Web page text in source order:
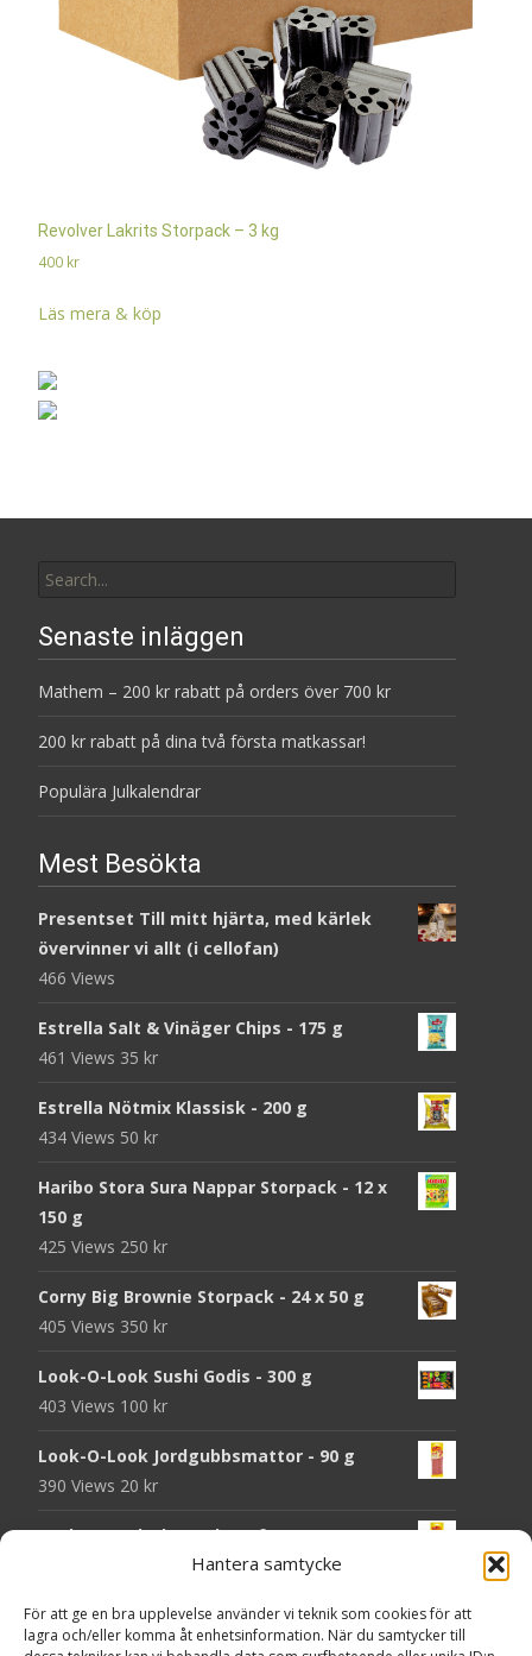
Hantera samtycke
För att ge en bra upplevelse använder vi teknik som cookies för att
lagra och/eller komma åt enhetsinformation. När du samtycker till
Revolver Lakrits Storpack – 3 kg
400 kr
Läs mera & köp
for:
Senaste inläggen
Mathem – 200 kr rabatt på orders över 700 kr
200 kr rabatt på dina två första matkassar!
Populära Julkalendrar
Mest Besökta
Presentset Till mitt hjärta, med kärlek
övervinner vi allt (i cellofan)
466 Views
Estrella Salt & Vinäger Chips - 175 g
461 Views 35 kr
Estrella Nötmix Klassisk - 200 g
434 Views 50 kr
Haribo Stora Sura Nappar Storpack - 12 x
150 g
425 Views 250 kr
Corny Big Brownie Storpack - 24 x 50 g
405 Views 350 kr
Look-O-Look Sushi Godis - 300 g
403 Views 100 kr
Look-O-Look Jordgubbsmattor - 90 g
390 Views 20 kr
Look-O-Look Flygande Tefat - 20 g
Haribo Starmix - 170 g
380 Views 25kr